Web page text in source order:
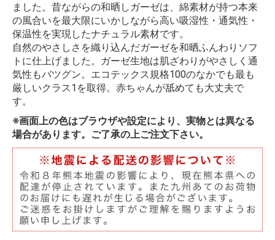
ました。昔ながらの和晒しガーゼは、綿素材が持つ本来
の風合いを最大限にいかしながら高い吸湿性・通気性・
保温性を実現したナチュラル素材です。
自然のやさしさを織り込んだガーゼを和晒ふんわりソフ
トに仕上げました。ガーゼ生地は肌ざわりがやさしく通
気性もバツグン。エコテックス規格100のなかでも最も
厳しいクラス1を取得。赤ちゃんが舐めても大丈夫で
す。
※画面上の色はブラウザや設定により、実物とは異なる
場合があります。ご了承の上ご注文下さい。